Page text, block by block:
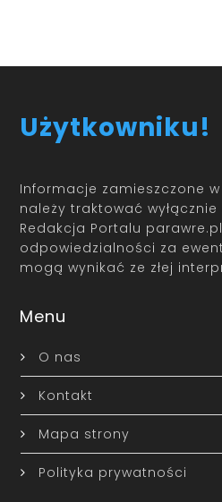
Użytkowniku!
Informacje zamieszczone
należy traktować
Redakcja Portalu
odpowiedzialności za
mogą wynikać ze złej
Menu
O nas
Kontakt
Mapa strony
Polityka prywatności